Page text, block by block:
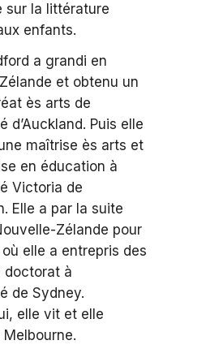
sur la littérature
enfants.
a grandi en
et obtenu un
ès arts de
d’Auckland. Puis elle
maîtrise ès arts et
en éducation à
Victoria de
Elle a par la suite
Zélande pour
où elle a entrepris des
doctorat à
de Sydney.
elle vit et elle